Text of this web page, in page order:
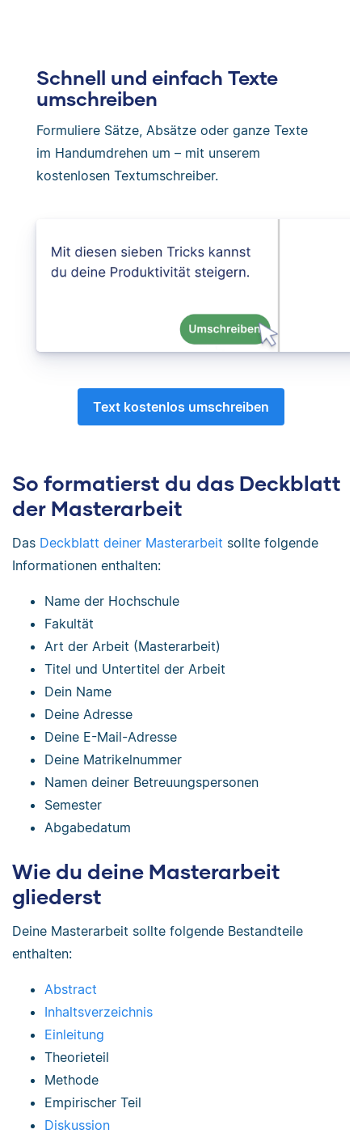
Schnell und einfach Texte
umschreiben
Formuliere Sätze, Absätze oder ganze Texte
im Handumdrehen um – mit unserem
kostenlosen Textumschreiber.
Text kostenlos umschreiben
So formatierst du das Deckblatt
der Masterarbeit
Das Deckblatt deiner Masterarbeit sollte folgende
Informationen enthalten:
Name der Hochschule
Fakultät
Art der Arbeit (Masterarbeit)
Titel und Untertitel der Arbeit
Dein Name
Deine Adresse
Deine E-Mail-Adresse
Deine Matrikelnummer
Namen deiner Betreuungspersonen
Semester
Abgabedatum
Wie du deine Masterarbeit
gliederst
Deine Masterarbeit sollte folgende Bestandteile
enthalten:
Abstract
Inhaltsverzeichnis
Einleitung
Theorieteil
Methode
Empirischer Teil
Diskussion